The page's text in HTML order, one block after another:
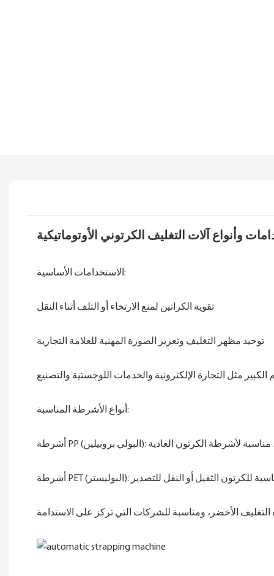
وأنواع آلات التغليف الكرتوني الأوتوماتيكية
الاستخدامات الأساسية:
تقوية الكراتين لمنع الارتخاء أو التلف أثناء النقل
توحيد مظهر التغليف وتعزيز الصورة المهنية للعلامة التجارية
مثل التجارة الإلكترونية والخدمات اللوجستية والتصنيع
أنواع الأشرطة المناسبة: